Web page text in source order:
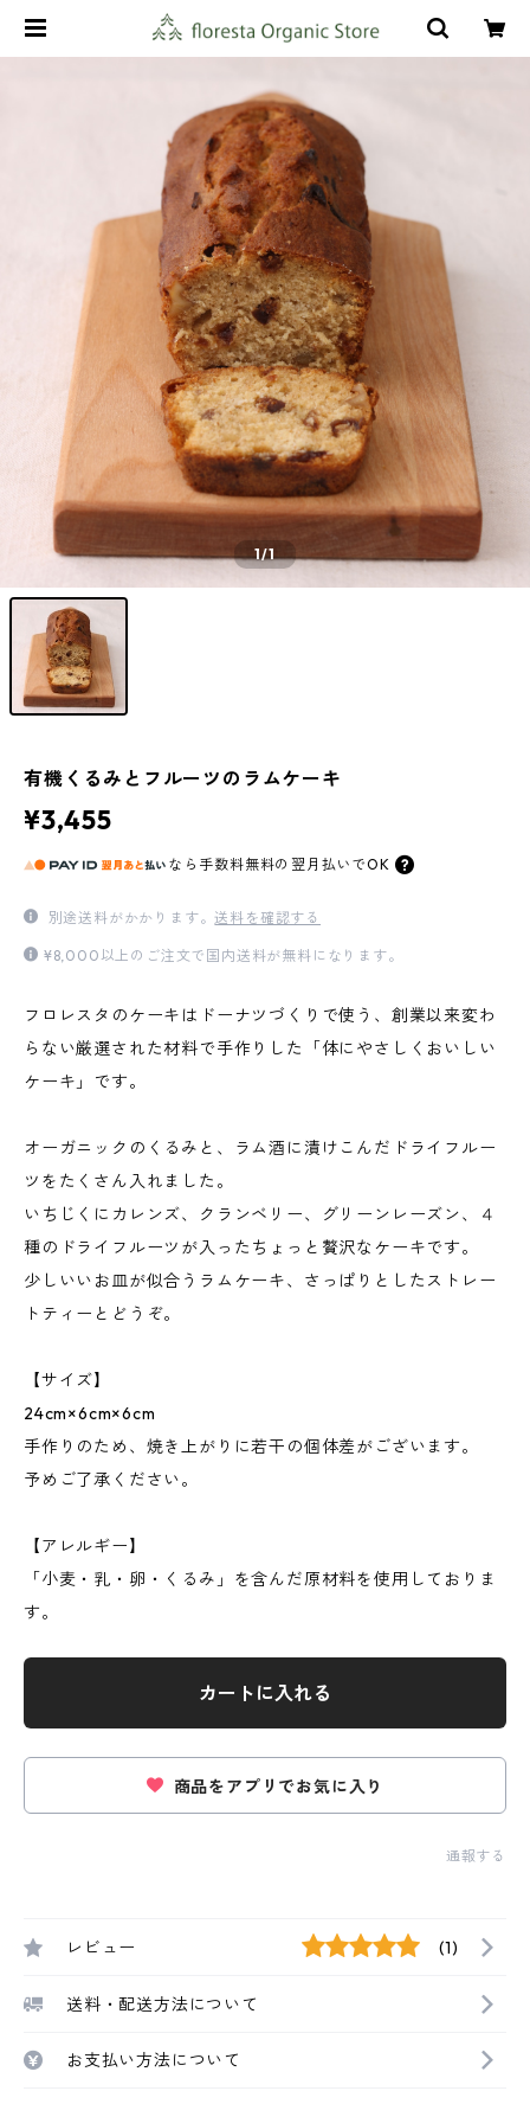
1/1
有機くるみとフルーツのラムケーキ
¥3,455
なら 手数料無料の 翌月払いでOK
別途送料がかかります。送料を確認する
¥8,000以上のご注文で国内送料が無料になります。
フロレスタのケーキはドーナツづくりで使う、創業以来変わ
らない厳選された材料で手作りした「体にやさしくおいしい
ケーキ」です。
オーガニックのくるみと、ラム酒に漬けこんだドライフルー
ツをたくさん入れました。
いちじくにカレンズ、クランベリー、グリーンレーズン、４
種のドライフルーツが入ったちょっと贅沢なケーキです。
少しいいお皿が似合うラムケーキ、さっぱりとしたストレー
トティーとどうぞ。
【サイズ】
24cm×6cm×6cm
手作りのため、焼き上がりに若干の個体差がございます。
予めご了承ください。
【アレルギー】
「小麦・乳・卵・くるみ」を含んだ原材料を使用しておりま
す。
カートに入れる
商品をアプリでお気に入り
通報する
レビュー (1)
送料・配送方法について
お支払い方法について